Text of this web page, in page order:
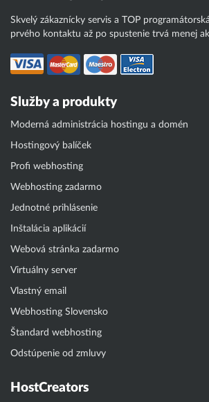
Skvelý zákaznícky servis a TOP
prvého kontaktu až po spustenie trvá menej
Služby a produkty
Moderná administrácia hostingu a domén
Hostingový balíček
Profi webhosting
Webhosting zadarmo
Jednotné prihlásenie
Inštalácia aplikácií
Webová stránka zadarmo
Virtuálny server
Vlastný email
Webhosting Slovensko
Štandard webhosting
Odstúpenie od zmluvy
HostCreators